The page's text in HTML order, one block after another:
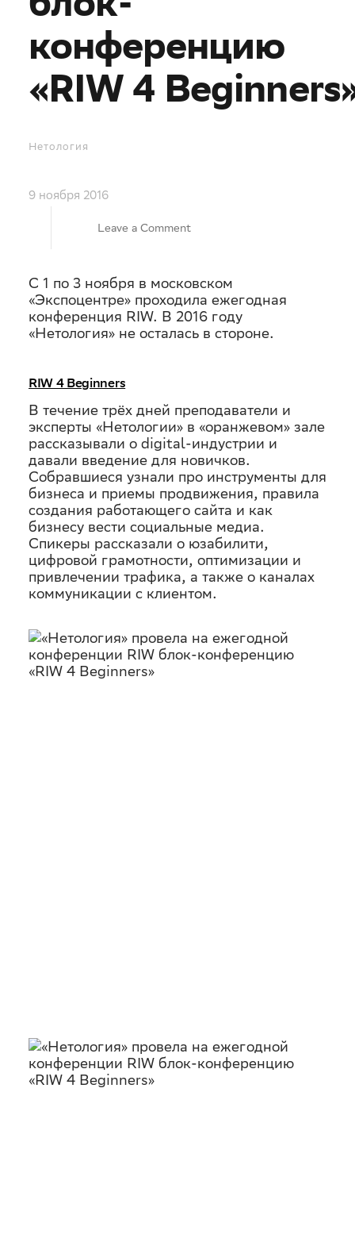
конференцию
«RIW 4
Нетология
9 ноября 2016
Leave a Commenton
провела
конференции RIW
блок-
конференцию
«RIW 4 Beginners»
С 1 по 3 ноября в московском
«Экспоцентре» проходила ежегодная
конференция RIW. В 2016 году
«Нетология» не осталась в стороне.
RIW 4 Beginners
В течение трёх дней преподаватели и
эксперты «Нетологии» в «оранжевом» зале
рассказывали о digital-индустрии и
давали введение для новичков.
Собравшиеся узнали про инструменты для
бизнеса и приемы продвижения, правила
создания работающего сайта и как
бизнесу вести социальные медиа.
Спикеры рассказали о юзабилити,
цифровой грамотности, оптимизации и
привлечении трафика, а также о каналах
коммуникации с клиентом.